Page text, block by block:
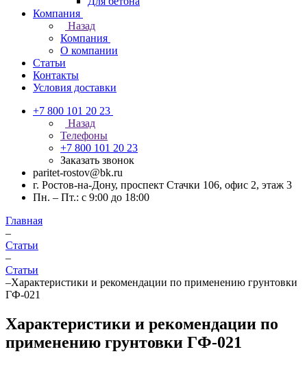
Компания
Назад
Компания
О компании
Статьи
Контакты
Условия доставки
+7 800 101 20 23
Назад
Телефоны
+7 800 101 20 23
Заказать звонок
paritet-rostov@bk.ru
г. Ростов-на-Дону, проспект ​Стачки 106, ​офис 2, этаж 3
Пн. – Пт.: с 9:00 до 18:00
Главная
–
Статьи
–
Статьи
–Характеристики и рекомендации по применению грунтовки
ГФ-021
Характеристики и рекомендации по
применению грунтовки ГФ-021